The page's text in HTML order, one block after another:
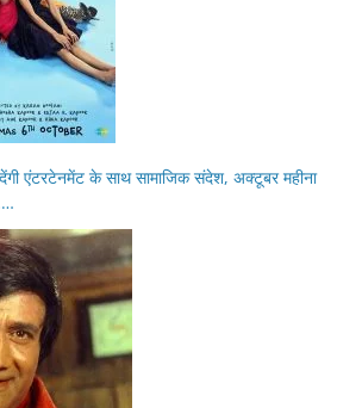
एंटरटेनमेंट के साथ सामाजिक संदेश, अक्टूबर महीना